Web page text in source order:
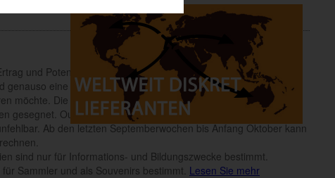
und Potenz, also als Sorte speziell für den kommerziellen
genauso eine perfekte Wahl für den kleineren Grower, der gerne
möchte. Die Sorte ist leicht handhabbar und indoor mit einer
gesegnet. Outdoor ist der Strain aufgrund der hohen Resistenz
Ab den letzten Septemberwochen bis Anfang Oktober kann
sind nur für Informations- und Bildungszwecke bestimmt.
Sammler und als Souvenirs bestimmt. Lesen Sie mehr